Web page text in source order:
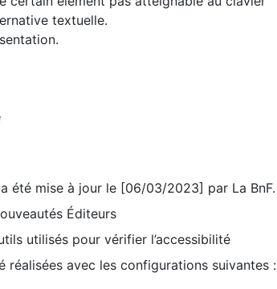
textuelle.
été mise à jour le [06/03/2023] par La BnF.
Éditeurs
utilisés pour vérifier l’accessibilité
avec les configurations suivantes :